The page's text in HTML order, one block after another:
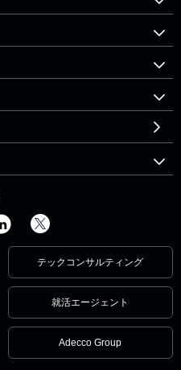
テックコンサルティング
就活エージェント
Adecco Group